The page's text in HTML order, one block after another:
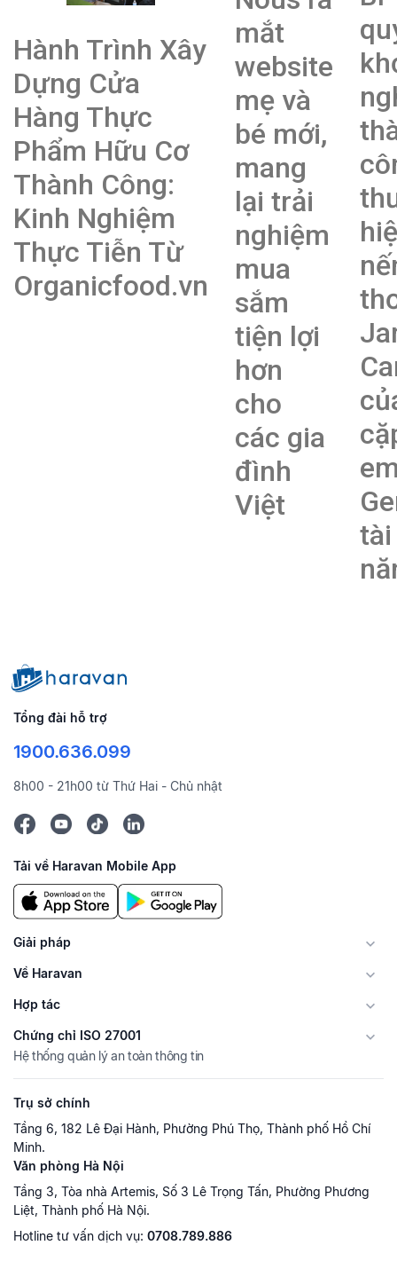
Hành Trình Xây
Dựng Cửa
Hàng Thực
Phẩm Hữu Cơ
Thành Công:
Kinh Nghiệm
Thực Tiễn Từ
Organicfood.vn
mắt
website
mẹ và
bé mới,
mang
lại trải
nghiệm
mua
sắm
tiện lợi
hơn
cho
các gia
đình
Việt
tài
Tổng đài hỗ trợ
1900.636.099
8h00 - 21h00 từ Thứ Hai - Chủ nhật
Tải về Haravan Mobile App
Giải pháp
Về Haravan
Hợp tác
Chứng chỉ ISO 27001
Hệ thống quản lý an toàn thông tin
Trụ sở chính
Tầng 6, 182 Lê Đại Hành, Phường Phú Thọ, Thành phố Hồ Chí
Minh.
Văn phòng Hà Nội
Tầng 3, Tòa nhà Artemis, Số 3 Lê Trọng Tấn, Phường Phương
Liệt, Thành phố Hà Nội.
Hotline tư vấn dịch vụ: 0708.789.886